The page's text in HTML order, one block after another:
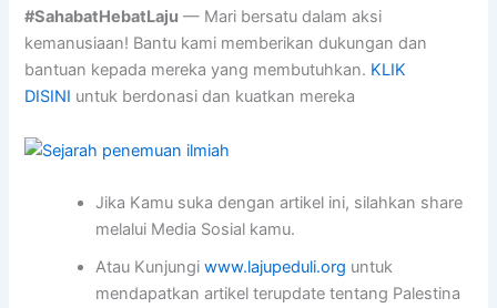
#SahabatHebatLaju — Mari bersatu dalam aksi
kemanusiaan! Bantu kami memberikan dukungan dan
bantuan kepada mereka yang membutuhkan. KLIK
DISINI untuk berdonasi dan kuatkan mereka
Jika Kamu suka dengan artikel ini, silahkan share
melalui Media Sosial kamu.
Atau Kunjungiwww.lajupeduli.org untuk
mendapatkan artikel terupdate tentang Palestina